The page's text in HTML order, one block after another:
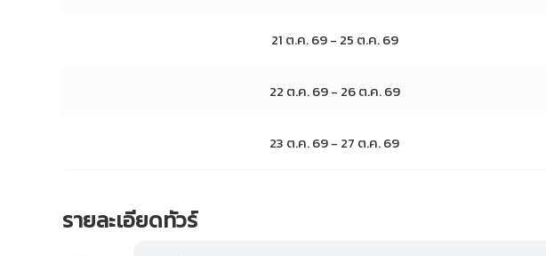
21 ต.ค. 69 - 25 ต.ค. 69
22 ต.ค. 69 - 26 ต.ค. 69
23 ต.ค. 69 - 27 ต.ค. 69
รายละเอียดทัวร์